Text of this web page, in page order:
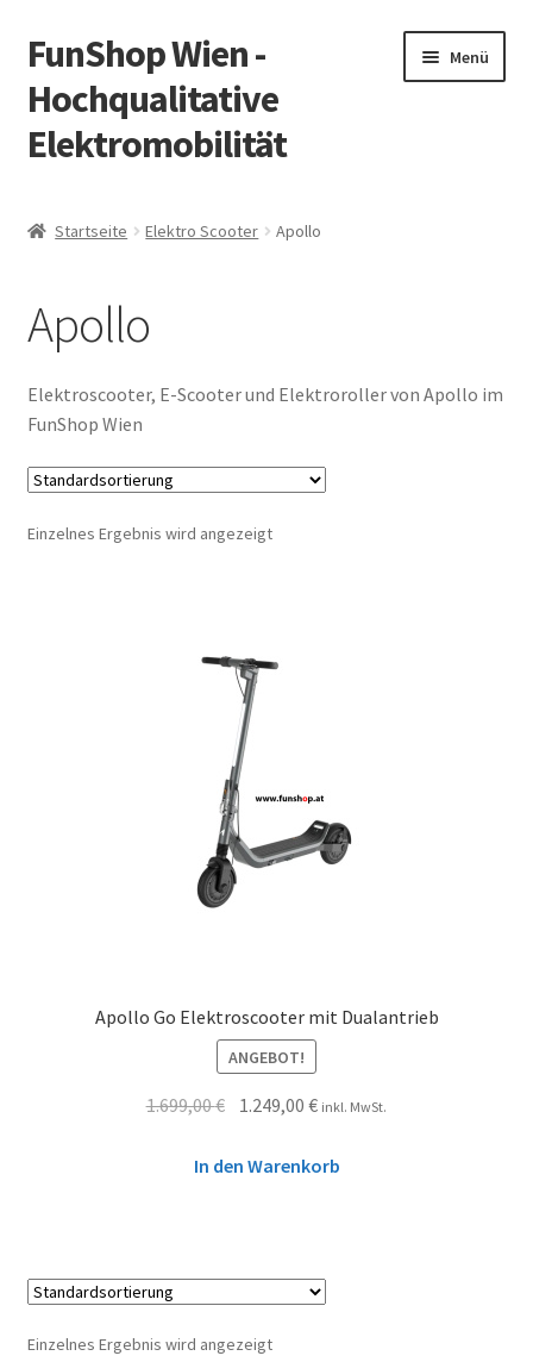
Zur
Navigation
springen
Zum
Inhalt
springen
FunShop Wien -
Hochqualitative
Elektromobilität
Menü
Vorsicht Internetbetrug
Über FunShop
Startseite Elektro Scooter Apollo
Apollo
Elektroscooter, E-Scooter und Elektroroller von Apollo im
FunShop Wien
Einzelnes Ergebnis wird angezeigt
Apollo Go Elektroscooter mit Dualantrieb
ANGEBOT!
1.699,00€ 1.249,00€ inkl. MwSt.
In den Warenkorb
Einzelnes Ergebnis wird angezeigt